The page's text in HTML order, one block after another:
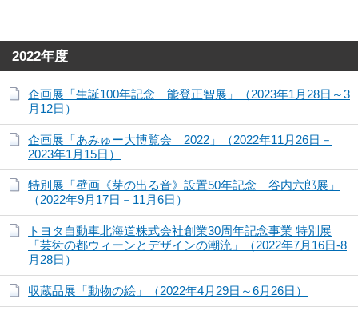
2022年度
企画展「生誕100年記念 能登正智展」（2023年1月28日～3
月12日）
企画展「あみゅー大博覧会 2022」（2022年11月26日－
2023年1月15日）
特別展「壁画《芽の出る音》設置50年記念 谷内六郎展」
（2022年9月17日－11月6日）
トヨタ自動車北海道株式会社創業30周年記念事業 特別展
「芸術の都ウィーンとデザインの潮流」（2022年7月16日-8
月28日）
収蔵品展「動物の絵」（2022年4月29日～6月26日）